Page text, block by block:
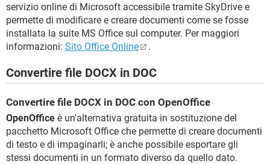
servizio online di Microsoft accessibile tramite SkyDrive e
permette di modificare e creare documenti come se fosse
installata la suite MS Office sul computer. Per maggiori
informazioni: Sito Office Online .
Convertire file DOCX in DOC
Convertire file DOCX in DOC con OpenOffice
OpenOffice è un'alternativa gratuita in sostituzione del
pacchetto Microsoft Office che permette di creare documenti
di testo e di impaginarli; è anche possibile esportare gli
stessi documenti in un formato diverso da quello dato.